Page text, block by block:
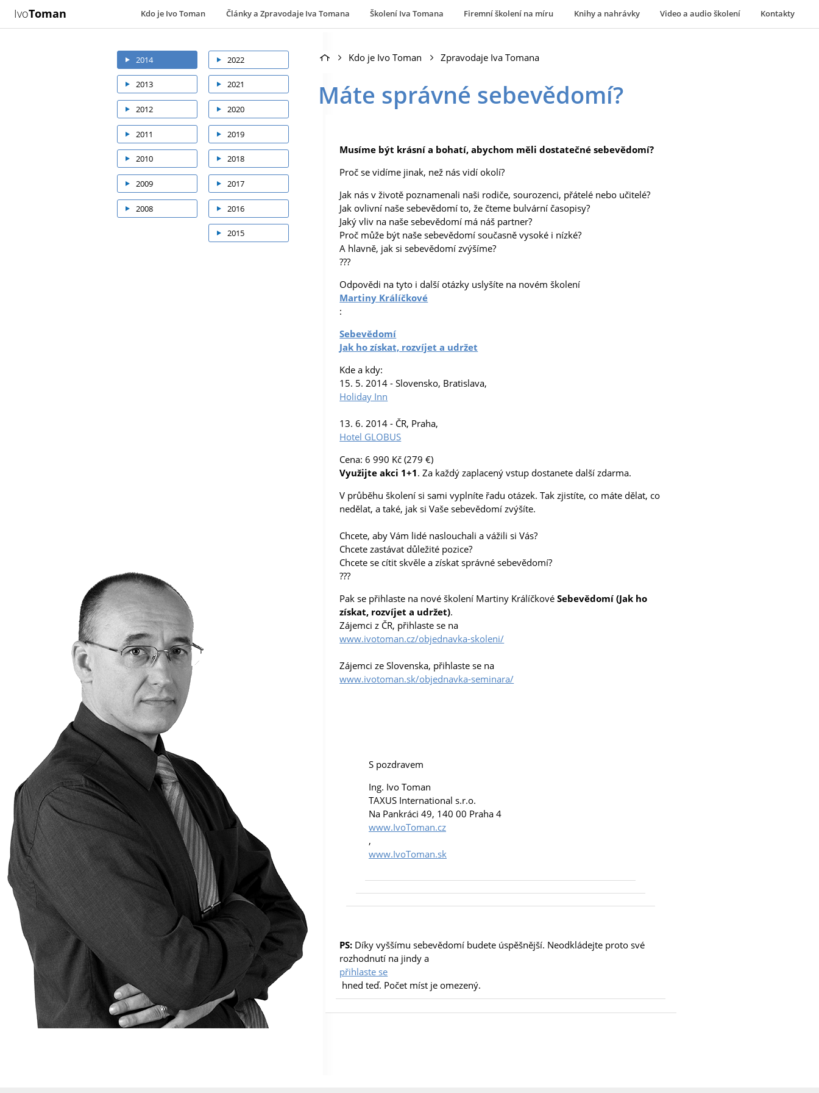
IvoToman Kdo je Ivo Toman Články a Zpravodaje Iva Tomana Školení Iva Tomana Firemní školení na míru Knihy a nahrávky Video a audio školení Kontakty
2022
2021
2020
2019
2018
2017
2016
2015
2014
2013
2012
2011
2010
2009
2008
Kdo je Ivo Toman Zpravodaje Iva Tomana
Máte správné sebevědomí?
Musíme být krásní a bohatí, abychom měli dostatečné sebevědomí?
Proč se vidíme jinak, než nás vidí okolí?
Jak nás v životě poznamenali naši rodiče, sourozenci, přátelé nebo učitelé?
Jak ovlivní naše sebevědomí to, že čteme bulvární časopisy?
Jaký vliv na naše sebevědomí má náš partner?
Proč může být naše sebevědomí současně vysoké i nízké?
A hlavně, jak si sebevědomí zvýšíme?
???
Odpovědi na tyto i další otázky uslyšíte na novém školení
Martiny Králíčkové
:
Sebevědomí
Jak ho získat, rozvíjet a udržet
Kde a kdy:
15. 5. 2014 - Slovensko, Bratislava,
Holiday Inn
13. 6. 2014 - ČR, Praha,
Hotel GLOBUS
Cena: 6 990 Kč (279 €)
Využijte akci 1+1. Za každý zaplacený vstup dostanete další zdarma.
V průběhu školení si sami vyplníte řadu otázek. Tak zjistíte, co máte dělat, co
nedělat, a také, jak si Vaše sebevědomí zvýšíte.
Chcete, aby Vám lidé naslouchali a vážili si Vás?
Chcete zastávat důležité pozice?
Chcete se cítit skvěle a získat správné sebevědomí?
???
Pak se přihlaste na nové školení Martiny KrálíčkovéSebevědomí (Jak ho
získat, rozvíjet a udržet).
Zájemci z ČR, přihlaste se na
www.ivotoman.cz/objednavka-skoleni/
Zájemci ze Slovenska, přihlaste se na
www.ivotoman.sk/objednavka-seminara/
S pozdravem
Ing. Ivo Toman
TAXUS International s.r.o.
Na Pankráci 49, 140 00 Praha 4
www.IvoToman.cz
,
www.IvoToman.sk
PS: Díky vyššímu sebevědomí budete úspěšnější. Neodkládejte proto své
rozhodnutí na jindy a
přihlaste se
hned teď. Počet míst je omezený.